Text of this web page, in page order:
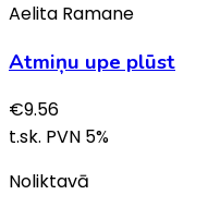
Aelita Ramane
Atmiņu upe plūst
€9.56
t.sk. PVN 5%
Noliktavā